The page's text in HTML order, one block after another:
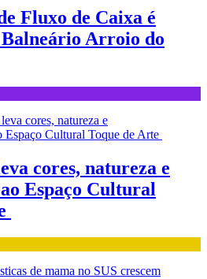
Fluxo de Caixa é
Arroio do
cores, natureza e
Espaço Cultural